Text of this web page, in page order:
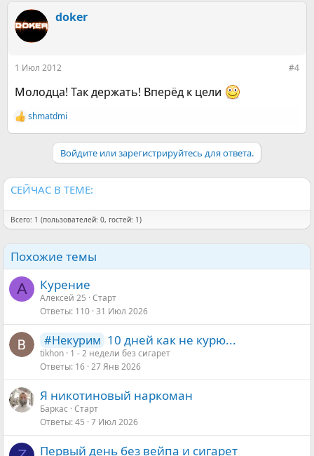
к
ц
и
doker
1 Июл 2012 #4
Молодца! Так держать! Вперёд к цели
Р
е
и
и
shmatdmi
Войдите или зарегистрируйтесь для ответа.
СЕЙЧАС В ТЕМЕ:
Всего: 1 (пользователей: 0, гостей: 1)
Похожие темы
А Курение
Алексей 25 Старт
Ответы 110 31 Июл 2026
#Некурим 10 дней как не курю...
tikhon 1 - 2 недели без сигарет
Ответы 16 27 Янв 2026
Я никотиновый наркоман
Баркас Старт
Ответы 45 7 Июл 2026
Первый день без вейпа и сигарет